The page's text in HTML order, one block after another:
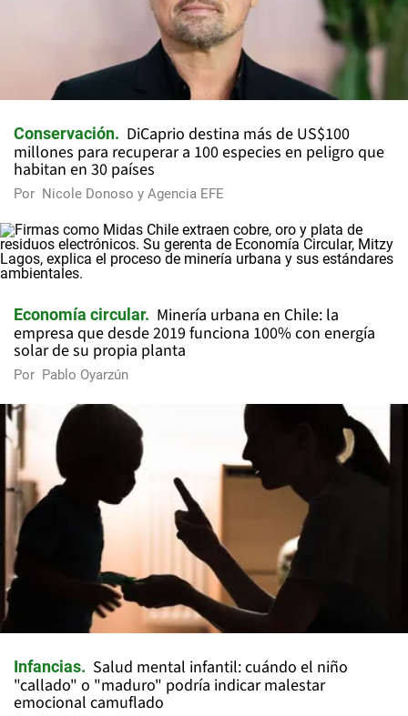
Conservación
DiCaprio destina más de US$100
millones para recuperar a 100 especies en peligro que
habitan en 30 países
Por Nicole Donoso y Agencia EFE
Economía circular
Minería urbana en Chile: la
empresa que desde 2019 funciona 100% con energía
solar de su propia planta
Por Pablo Oyarzún
Infancias
Salud mental infantil: cuándo el niño
"callado" o "maduro" podría indicar malestar
emocional camuflado